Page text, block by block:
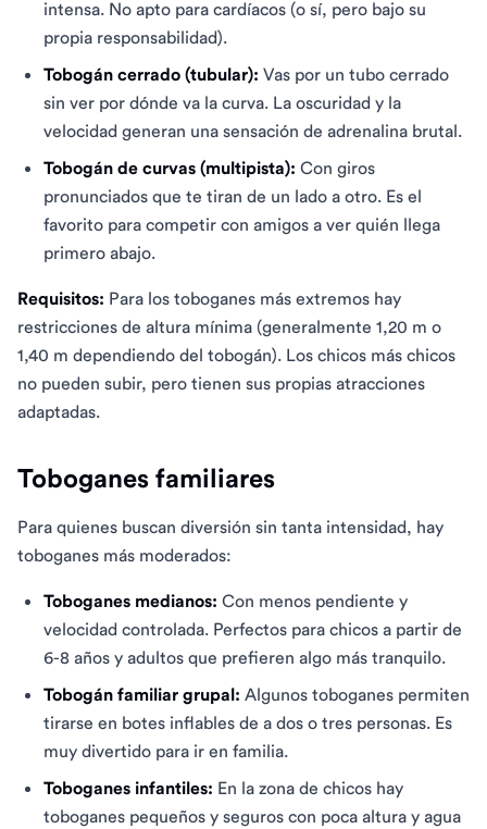
intensa. No apto para cardíacos (o sí, pero bajo su
propia responsabilidad).
Tobogán cerrado (tubular): Vas por un tubo cerrado
sin ver por dónde va la curva. La oscuridad y la
velocidad generan una sensación de adrenalina brutal.
Tobogán de curvas (multipista): Con giros
pronunciados que te tiran de un lado a otro. Es el
favorito para competir con amigos a ver quién llega
primero abajo.
Requisitos: Para los toboganes más extremos hay
restricciones de altura mínima (generalmente 1,20 m o
1,40 m dependiendo del tobogán). Los chicos más chicos
no pueden subir, pero tienen sus propias atracciones
adaptadas.
Toboganes familiares
Para quienes buscan diversión sin tanta intensidad, hay
toboganes más moderados:
Toboganes medianos: Con menos pendiente y
velocidad controlada. Perfectos para chicos a partir de
6-8 años y adultos que prefieren algo más tranquilo.
Tobogán familiar grupal: Algunos toboganes permiten
tirarse en botes inflables de a dos o tres personas. Es
muy divertido para ir en familia.
Toboganes infantiles: En la zona de chicos hay
toboganes pequeños y seguros con poca altura y agua